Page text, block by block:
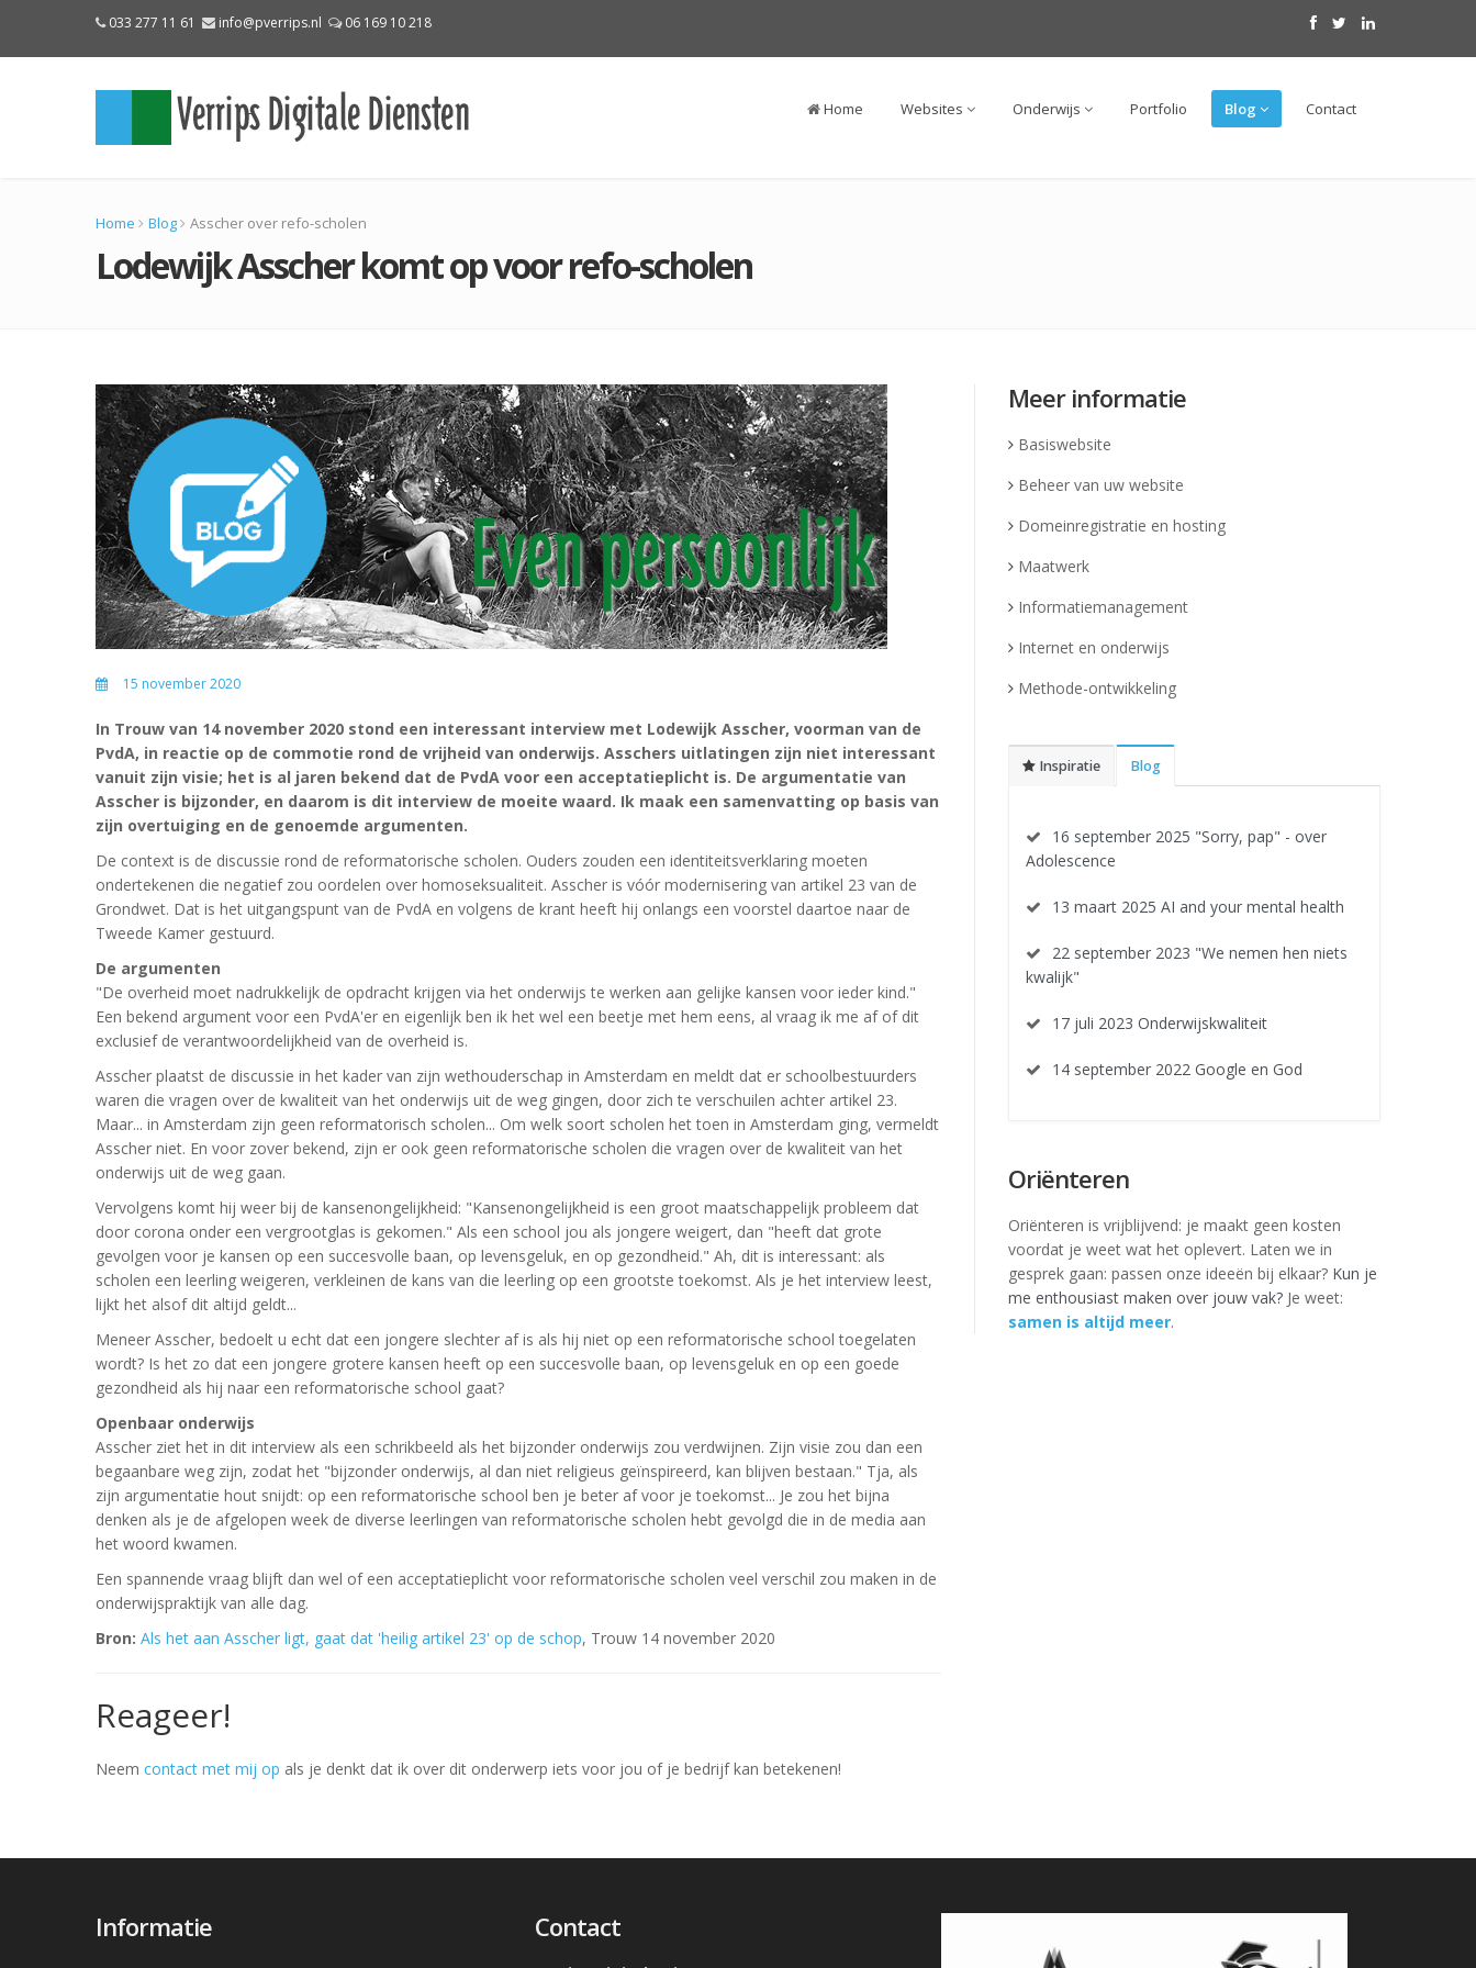
033 277 11 61 info@pverrips.nl 06 169 10 218
Home Websites Onderwijs Portfolio Blog Contact
Home Blog Asscher over refo-scholen
Lodewijk Asscher komt op voor refo-scholen
15 november 2020
In Trouw van 14 november 2020 stond een interessant interview met Lodewijk Asscher, voorman van de
PvdA, in reactie op de commotie rond de vrijheid van onderwijs. Asschers uitlatingen zijn niet interessant
vanuit zijn visie; het is al jaren bekend dat de PvdA voor een acceptatieplicht is. De argumentatie van
Asscher is bijzonder, en daarom is dit interview de moeite waard. Ik maak een samenvatting op basis van
zijn overtuiging en de genoemde argumenten.
De context is de discussie rond de reformatorische scholen. Ouders zouden een identiteitsverklaring moeten
ondertekenen die negatief zou oordelen over homoseksualiteit. Asscher is vóór modernisering van artikel 23 van de
Grondwet. Dat is het uitgangspunt van de PvdA en volgens de krant heeft hij onlangs een voorstel daartoe naar de
Tweede Kamer gestuurd.
De argumenten
"De overheid moet nadrukkelijk de opdracht krijgen via het onderwijs te werken aan gelijke kansen voor ieder kind."
Een bekend argument voor een PvdA'er en eigenlijk ben ik het wel een beetje met hem eens, al vraag ik me af of dit
exclusief de verantwoordelijkheid van de overheid is.
Asscher plaatst de discussie in het kader van zijn wethouderschap in Amsterdam en meldt dat er schoolbestuurders
waren die vragen over de kwaliteit van het onderwijs uit de weg gingen, door zich te verschuilen achter artikel 23.
Maar... in Amsterdam zijn geen reformatorisch scholen... Om welk soort scholen het toen in Amsterdam ging, vermeldt
Asscher niet. En voor zover bekend, zijn er ook geen reformatorische scholen die vragen over de kwaliteit van het
onderwijs uit de weg gaan.
Vervolgens komt hij weer bij de kansenongelijkheid: "Kansenongelijkheid is een groot maatschappelijk probleem dat
door corona onder een vergrootglas is gekomen." Als een school jou als jongere weigert, dan "heeft dat grote
gevolgen voor je kansen op een succesvolle baan, op levensgeluk, en op gezondheid." Ah, dit is interessant: als
scholen een leerling weigeren, verkleinen de kans van die leerling op een grootste toekomst. Als je het interview leest,
lijkt het alsof dit altijd geldt...
Meneer Asscher, bedoelt u echt dat een jongere slechter af is als hij niet op een reformatorische school toegelaten
wordt? Is het zo dat een jongere grotere kansen heeft op een succesvolle baan, op levensgeluk en op een goede
gezondheid als hij naar een reformatorische school gaat?
Openbaar onderwijs
Asscher ziet het in dit interview als een schrikbeeld als het bijzonder onderwijs zou verdwijnen. Zijn visie zou dan een
begaanbare weg zijn, zodat het "bijzonder onderwijs, al dan niet religieus geïnspireerd, kan blijven bestaan." Tja, als
zijn argumentatie hout snijdt: op een reformatorische school ben je beter af voor je toekomst... Je zou het bijna
denken als je de afgelopen week de diverse leerlingen van reformatorische scholen hebt gevolgd die in de media aan
het woord kwamen.
Een spannende vraag blijft dan wel of een acceptatieplicht voor reformatorische scholen veel verschil zou maken in de
onderwijspraktijk van alle dag.
Bron: Als het aan Asscher ligt, gaat dat 'heilig artikel 23' op de schop, Trouw 14 november 2020
Reageer!
Neem contact met mij op als je denkt dat ik over dit onderwerp iets voor jou of je bedrijf kan betekenen!
Meer informatie
Basiswebsite
Beheer van uw website
Domeinregistratie en hosting
Maatwerk
Informatiemanagement
Internet en onderwijs
Methode-ontwikkeling
Inspiratie Blog
16 september 2025 "Sorry, pap" - over
Adolescence
13 maart 2025 AI and your mental health
22 september 2023 "We nemen hen niets
kwalijk"
17 juli 2023 Onderwijskwaliteit
14 september 2022 Google en God
Oriënteren
Oriënteren is vrijblijvend: je maakt geen kosten
voordat je weet wat het oplevert. Laten we in
gesprek gaan: passen onze ideeën bij elkaar? Kun je
me enthousiast maken over jouw vak? Je weet:
samen is altijd meer.
Informatie Contact